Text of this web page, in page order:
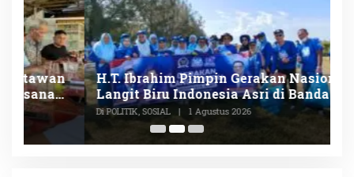
H.T. Ibrahim Pimpin Gerakan Nasional
Langit Biru Indonesia Asri di Banda Aceh
Di POLITIK, SOSIAL | 1 Agustus 2026